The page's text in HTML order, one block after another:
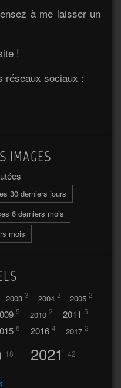
à me laisser un
!
réseaux sociaux :
IMAGES
30 derniers jours
6 derniers mois
mois
2003 3 2004 2 2005 2
5 2010 2 2011 5
6 2016 4 2017 2
18 2021 42
32